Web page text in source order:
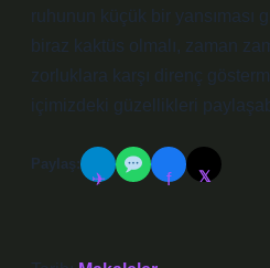
ruhunun küçük bir yansıması
biraz kaktüs olmalı, zaman
zorluklara karşı direnç
içimizdeki güzellikleri
Paylaş:
✈ f 𝕏